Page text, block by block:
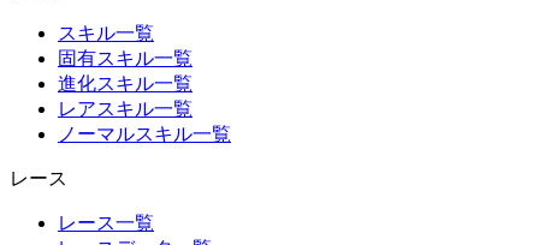
スキル一覧
固有スキル一覧
進化スキル一覧
レアスキル一覧
ノーマルスキル一覧
レース
レース一覧